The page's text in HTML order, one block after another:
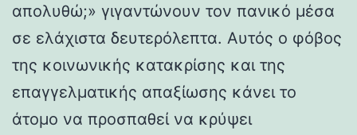
απολυθώ;» γιγαντώνουν τον πανικό μέσα
σε ελάχιστα δευτερόλεπτα. Αυτός ο φόβος
της κοινωνικής κατακρίσης και της
επαγγελματικής απαξίωσης κάνει το
άτομο να προσπαθεί να κρύψει